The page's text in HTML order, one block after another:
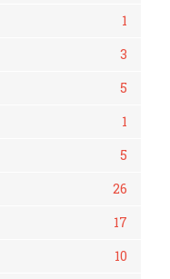
1
3
5
1
5
26
17
10